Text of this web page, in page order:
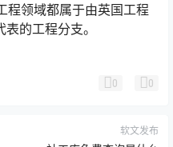
程领域都属于由英国工程
的工程分支。
0 0
软文发布